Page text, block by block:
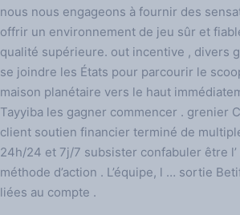
nous nous engageons à fournir des
offrir un environnement de jeu sûr et
qualité supérieure. out incentive , divers
se joindre les États pour parcourir le
maison planétaire vers le haut
Tayyiba les gagner commencer . grenier
client soutien financier terminé de
24h/24 et 7j/7 subsister confabuler être l’
méthode d’action . L’équipe, l … sortie
liées au compte .